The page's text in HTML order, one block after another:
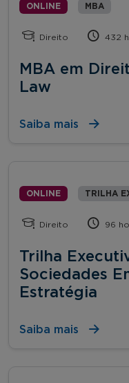
ONLINE MBA
Direito 432
MBA em
Law
Saiba mais
ONLINE TRILHA
Direito 96
Trilha
Sociedades
Estratégia
Saiba mais